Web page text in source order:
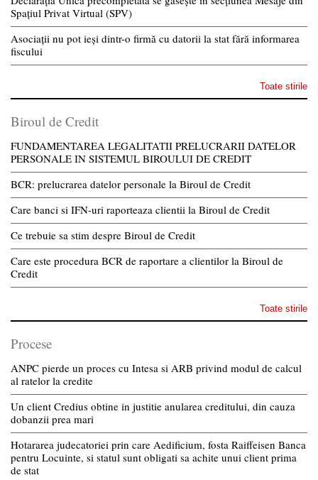
Spațiul Privat Virtual (SPV)
Asociații nu pot ieși dintr-o firmă cu datorii la stat fără informarea
fiscului
Toate stirile
Biroul de Credit
FUNDAMENTAREA LEGALITATII PRELUCRARII DATELOR
PERSONALE IN SISTEMUL BIROULUI DE CREDIT
BCR: prelucrarea datelor personale la Biroul de Credit
Care banci si IFN-uri raporteaza clientii la Biroul de Credit
Ce trebuie sa stim despre Biroul de Credit
Care este procedura BCR de raportare a clientilor la Biroul de
Credit
Toate stirile
Procese
ANPC pierde un proces cu Intesa si ARB privind modul de calcul
al ratelor la credite
Un client Credius obtine in justitie anularea creditului, din cauza
dobanzii prea mari
Hotararea judecatoriei prin care Aedificium, fosta Raiffeisen Banca
pentru Locuinte, si statul sunt obligati sa achite unui client prima
de stat